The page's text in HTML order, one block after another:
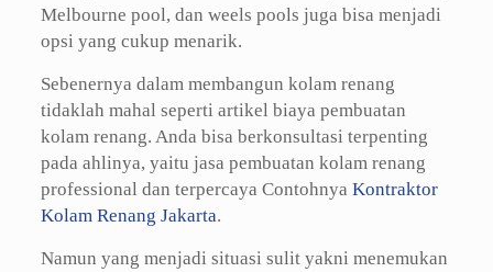
Melbourne pool, dan weels pools juga bisa menjadi
opsi yang cukup menarik.
Sebenernya dalam membangun kolam renang
tidaklah mahal seperti artikel biaya pembuatan
kolam renang. Anda bisa berkonsultasi terpenting
pada ahlinya, yaitu jasa pembuatan kolam renang
professional dan terpercaya Contohnya Kontraktor
Kolam Renang Jakarta.
Namun yang menjadi situasi sulit yakni menemukan